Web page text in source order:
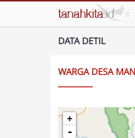
DATA DETIL
WARGA DESA
+
-